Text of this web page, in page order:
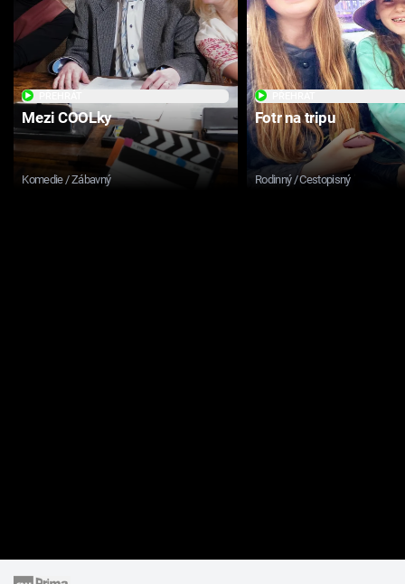
Mezi COOLky
Komedie / Zábavný
Fotr na tripu
Rodinný / Cestopisný